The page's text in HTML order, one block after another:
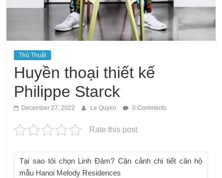
Thủ Thuật
Huyền thoại thiết kế
Philippe Starck
December 27, 2022 Le Quyen 0 Comments
Rate this post
Tại sao tôi chọn Linh Đàm? Cận cảnh chi tiết căn hộ
mẫu Hanoi Melody Residences